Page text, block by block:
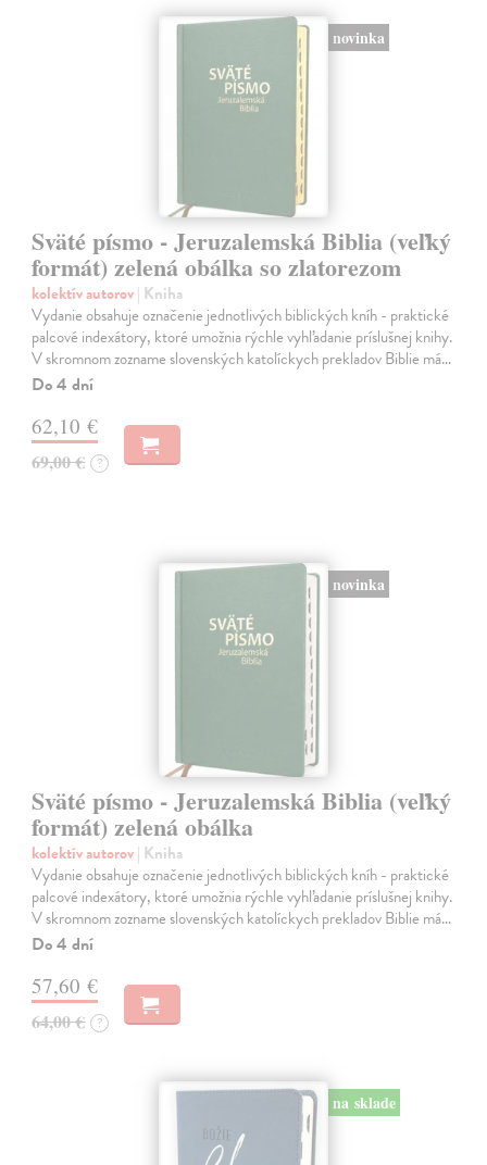
novinka
Sväté písmo - Jeruzalemská Biblia (veľký
formát) zelená obálka so zlatorezom
kolektív autorov| Kniha
Vydanie obsahuje označenie jednotlivých biblických kníh - praktické
palcové indexátory, ktoré umožnia rýchle vyhľadanie príslušnej knihy.
V skromnom zozname slovenských katolíckych prekladov Biblie má…
Do 4 dní
62,10 €
69,00 € ?
novinka
Sväté písmo - Jeruzalemská Biblia (veľký
formát) zelená obálka
kolektív autorov| Kniha
Vydanie obsahuje označenie jednotlivých biblických kníh - praktické
palcové indexátory, ktoré umožnia rýchle vyhľadanie príslušnej knihy.
V skromnom zozname slovenských katolíckych prekladov Biblie má…
Do 4 dní
57,60 €
64,00 € ?
na sklade